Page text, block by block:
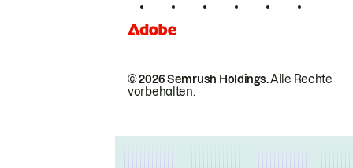
© 2026 Semrush Holdings.Alle Rechte
vorbehalten.